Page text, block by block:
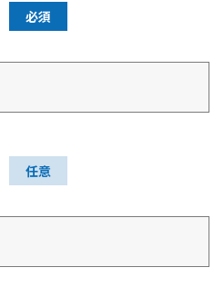
必須
任意